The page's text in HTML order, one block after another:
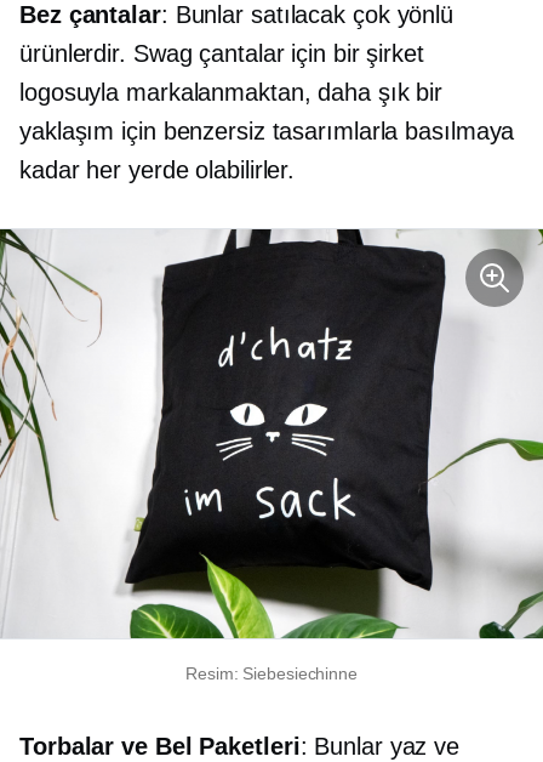
Bez çantalar: Bunlar satılacak çok yönlü
ürünlerdir. Swag çantalar için bir şirket
logosuyla markalanmaktan, daha şık bir
yaklaşım için benzersiz tasarımlarla basılmaya
kadar her yerde olabilirler.
Resim: Siebesiechinne
Torbalar ve Bel Paketleri: Bunlar yaz ve